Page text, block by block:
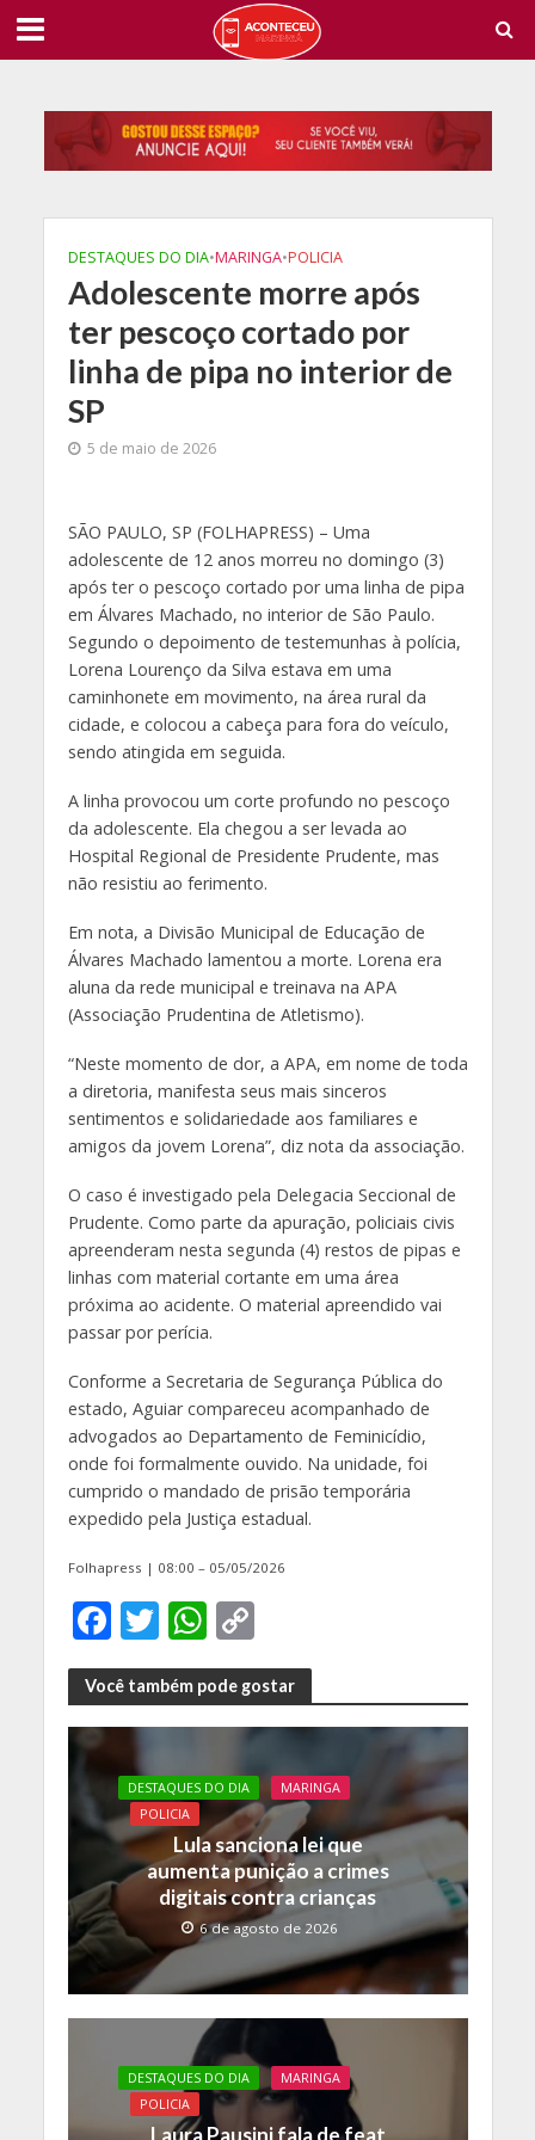
DESTAQUES DO DIA•MARINGA•POLICIA
Adolescente morre após
ter pescoço cortado por
linha de pipa no interior de
SP
5 de maio de 2026
SÃO PAULO, SP (FOLHAPRESS) – Uma
adolescente de 12 anos morreu no domingo (3)
após ter o pescoço cortado por uma linha de pipa
em Álvares Machado, no interior de São Paulo.
Segundo o depoimento de testemunhas à polícia,
Lorena Lourenço da Silva estava em uma
caminhonete em movimento, na área rural da
cidade, e colocou a cabeça para fora do veículo,
sendo atingida em seguida.
A linha provocou um corte profundo no pescoço
da adolescente. Ela chegou a ser levada ao
Hospital Regional de Presidente Prudente, mas
não resistiu ao ferimento.
Em nota, a Divisão Municipal de Educação de
Álvares Machado lamentou a morte. Lorena era
aluna da rede municipal e treinava na APA
(Associação Prudentina de Atletismo).
“Neste momento de dor, a APA, em nome de toda
a diretoria, manifesta seus mais sinceros
sentimentos e solidariedade aos familiares e
amigos da jovem Lorena”, diz nota da associação.
O caso é investigado pela Delegacia Seccional de
Prudente. Como parte da apuração, policiais civis
apreenderam nesta segunda (4) restos de pipas e
linhas com material cortante em uma área
próxima ao acidente. O material apreendido vai
passar por perícia.
Conforme a Secretaria de Segurança Pública do
estado, Aguiar compareceu acompanhado de
advogados ao Departamento de Feminicídio,
onde foi formalmente ouvido. Na unidade, foi
cumprido o mandado de prisão temporária
expedido pela Justiça estadual.
Folhapress | 08:00 – 05/05/2026
F
ac
e
b
o
o
k
T
w
itt
er
W
h
at
s
A
p
p
C
o
p
y
Li
n
k
Você também pode gostar
DESTAQUES DO DIA
MARINGA
POLICIA
Lula sanciona lei que
aumenta punição a crimes
digitais contra crianças
6 de agosto de 2026
DESTAQUES DO DIA
MARINGA
POLICIA
Laura Pausini fala de feat